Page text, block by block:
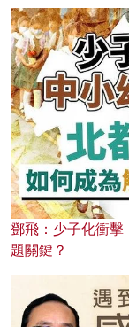
鄧飛：少子化衝擊
題關鍵？